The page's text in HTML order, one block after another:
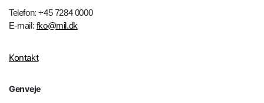
Telefon: +45 7284 0000
E-mail: fko@mil.dk
Kontakt
Genveje